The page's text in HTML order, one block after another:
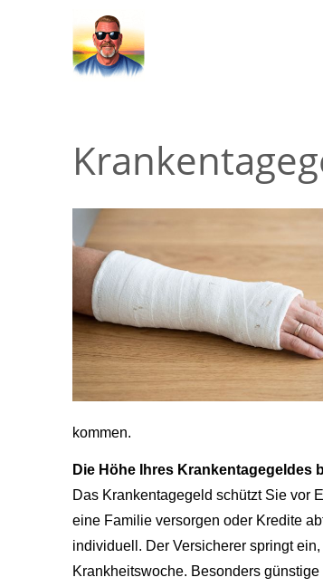
kommen.
Die Höhe Ihres Krankentagegeldes
Das Krankentagegeld schützt Sie vor
eine Familie versorgen oder Kredite
individuell. Der Versicherer springt
Krankheitswoche. Besonders